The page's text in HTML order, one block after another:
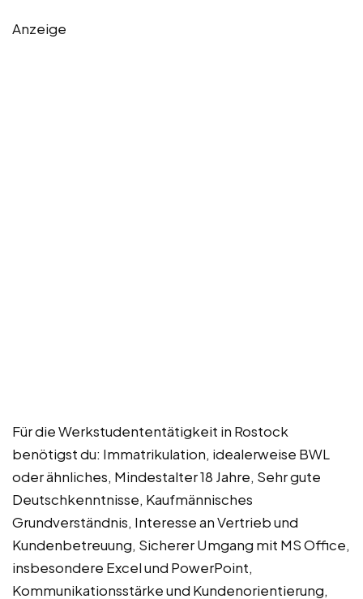
Anzeige
Für die Werkstudententätigkeit in Rostock
benötigst du: Immatrikulation, idealerweise BWL
oder ähnliches, Mindestalter 18 Jahre, Sehr gute
Deutschkenntnisse, Kaufmännisches
Grundverständnis, Interesse an Vertrieb und
Kundenbetreuung, Sicherer Umgang mit MS Office,
insbesondere Excel und PowerPoint,
Kommunikationsstärke und Kundenorientierung,